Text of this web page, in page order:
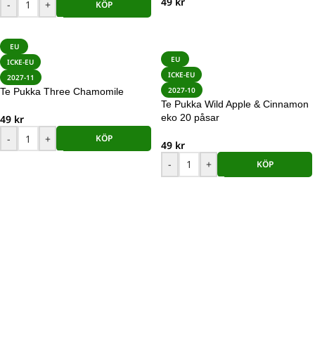
- + KÖP
EU
ICKE-EU
2027-11
Te Pukka Three Chamomile
49 kr
-
+ KÖP
EU
ICKE-EU
2027-10
Te Pukka Wild Apple & Cinnamon
eko 20 påsar
49 kr
-
+ KÖP